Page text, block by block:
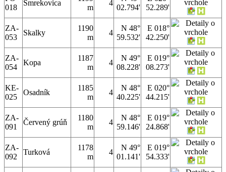
018
Smrekovica
m
4
02.794'
52.289'
ZA-
053
Skalky
1190
m
4
N 48°
59.532'
E 018°
42.250'
ZA-
054
Kopa
1187
m
4
N 49°
08.228'
E 019°
08.273'
KE-
025
Osadník
1185
m
4
N 48°
40.225'
E 020°
44.215'
ZA-
091
Červený grúň
1180
m
4
N 48°
59.146'
E 019°
24.868'
ZA-
092
Turková
1178
m
4
N 49°
01.141'
E 019°
54.333'